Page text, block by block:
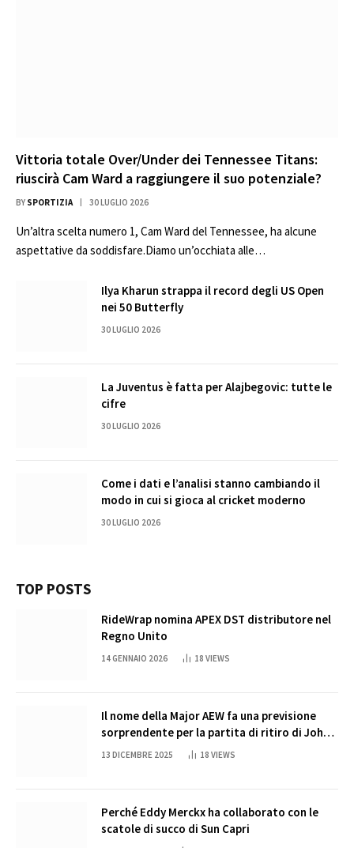
Vittoria totale Over/Under dei Tennessee Titans:
riuscirà Cam Ward a raggiungere il suo potenziale?
BY SPORTIZIA 30 LUGLIO 2026
Un’altra scelta numero 1, Cam Ward del Tennessee, ha alcune
aspettative da soddisfare.Diamo un’occhiata alle…
Ilya Kharun strappa il record degli US Open
nei 50 Butterfly
30 LUGLIO 2026
La Juventus è fatta per Alajbegovic: tutte le
cifre
30 LUGLIO 2026
Come i dati e l’analisi stanno cambiando il
modo in cui si gioca al cricket moderno
30 LUGLIO 2026
TOP POSTS
RideWrap nomina APEX DST distributore nel
Regno Unito
14 GENNAIO 2026 18 VIEWS
Il nome della Major AEW fa una previsione
sorprendente per la partita di ritiro di John
Cena
13 DICEMBRE 2025 18 VIEWS
Perché Eddy Merckx ha collaborato con le
scatole di succo di Sun Capri